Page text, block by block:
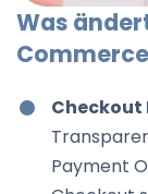
Was
Checkout
Payment